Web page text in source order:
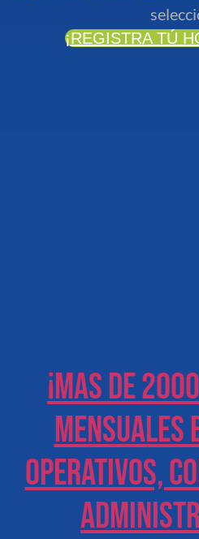
¡REGISTRA TÚ
¡Mas de
mensuales
operativos,